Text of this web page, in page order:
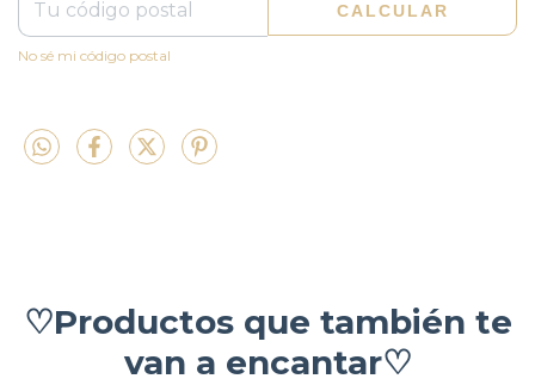
CALCULAR
No sé mi código postal
♡Productos que también te
van a encantar♡